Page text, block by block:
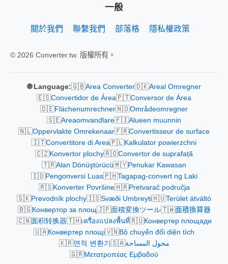
一般
關於我們 聯繫我們 部落格 隱私權政策
© 2026 Converter.tw. 版權所有。
🌐 Language:🇬🇧Area Converter🇩🇰Areal Omregner
🇪🇸Convertidor de Área🇵🇹Conversor de Área
🇩🇪Flächenumrechner🇳🇴Områdeomregner
🇸🇪Areaomvandlare🇫🇮Alueen muunnin
🇳🇱Oppervlakte Omrekenaar🇫🇷Convertisseur de surface
🇮🇹Convertitore di Area🇵🇱Kalkulator powierzchni
🇨🇿Konvertor plochy🇷🇴Convertor de suprafață
🇹🇷Alan Dönüştürücü🇲🇾Penukar Kawasan
🇮🇩Pengonversi Luas🇵🇭Tagapag-convert ng Laki
🇷🇸Konverter Površine🇭🇷Pretvarač područja
🇸🇰Prevodník plochy🇮🇸Svæði Umbreyti🇭🇺Terület átváltó
🇧🇬Конвертор за площ🇯🇵面積変換ツール🇹🇼面積換算器
🇨🇳面积转换器🇹🇭เครื่องแปลงพื้นที่🇷🇺Конвертер площади
🇺🇦Конвертер площі🇻🇳Bộ chuyển đổi diện tích
🇰🇷면적 변환기 🇸🇦محول المساحة
🇬🇷Μετατροπέας Εμβαδού